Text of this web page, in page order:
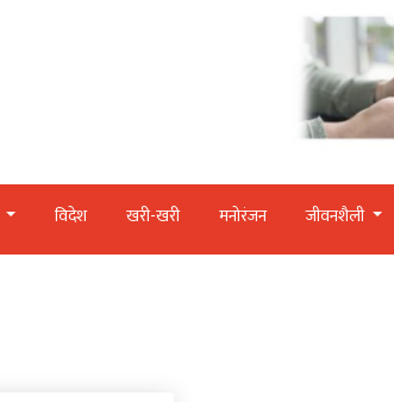
विदेश खरी-खरी मनोरंजन जीवनशैली